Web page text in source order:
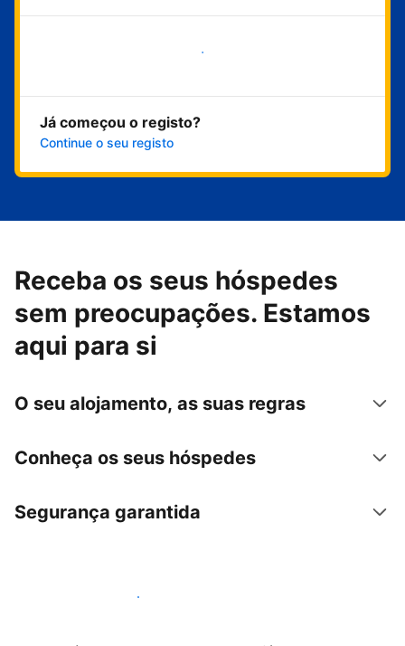
Comece já
Já começou o registo?
Continue o seu registo
Receba os seus hóspedes
sem preocupações. Estamos
aqui para si
O seu alojamento, as suas regras
Conheça os seus hóspedes
Segurança garantida
Anuncie connosco hoje mesmo